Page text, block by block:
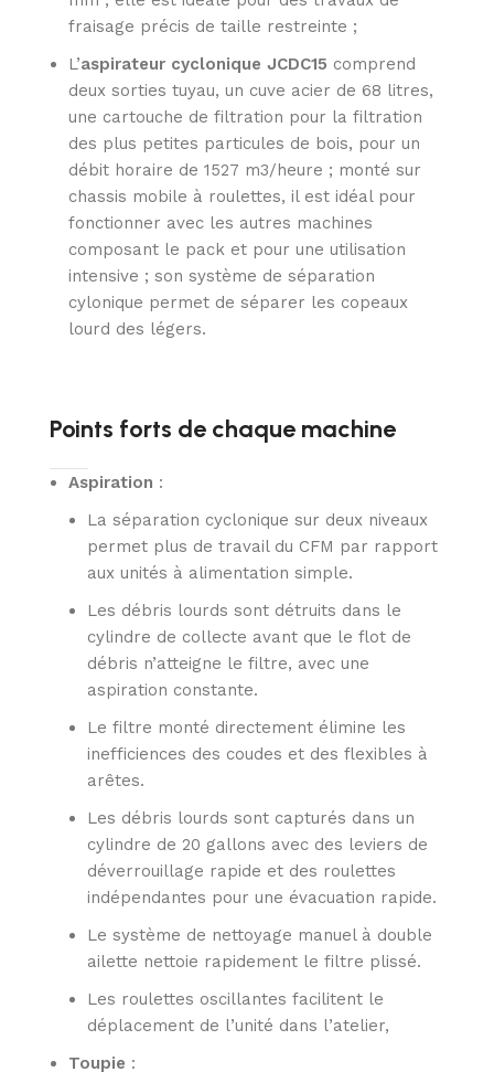
fraisage précis de taille restreinte ;
L’aspirateur cyclonique JCDC15 comprend
deux sorties tuyau, un cuve acier de 68 litres,
une cartouche de filtration pour la filtration
des plus petites particules de bois, pour un
débit horaire de 1527 m3/heure ; monté sur
chassis mobile à roulettes, il est idéal pour
fonctionner avec les autres machines
composant le pack et pour une utilisation
intensive ; son système de séparation
cylonique permet de séparer les copeaux
lourd des légers.
Points forts de chaque machine
Aspiration :
La séparation cyclonique sur deux niveaux
permet plus de travail du CFM par rapport
aux unités à alimentation simple.
Les débris lourds sont détruits dans le
cylindre de collecte avant que le flot de
débris n’atteigne le filtre, avec une
aspiration constante.
Le filtre monté directement élimine les
inefficiences des coudes et des flexibles à
arêtes.
Les débris lourds sont capturés dans un
cylindre de 20 gallons avec des leviers de
déverrouillage rapide et des roulettes
indépendantes pour une évacuation rapide.
Le système de nettoyage manuel à double
ailette nettoie rapidement le filtre plissé.
Les roulettes oscillantes facilitent le
déplacement de l’unité dans l’atelier,
Toupie :